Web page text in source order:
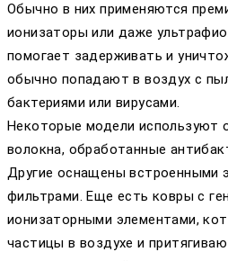
Обычно в них применяются
ионизаторы или даже
помогает задерживать и
обычно попадают в воздух с
бактериями или вирусами.
Некоторые модели используют
волокна, обработанные
Другие оснащены встроенными
фильтрами. Еще есть ковры с
ионизаторными элементами,
частицы в воздухе и